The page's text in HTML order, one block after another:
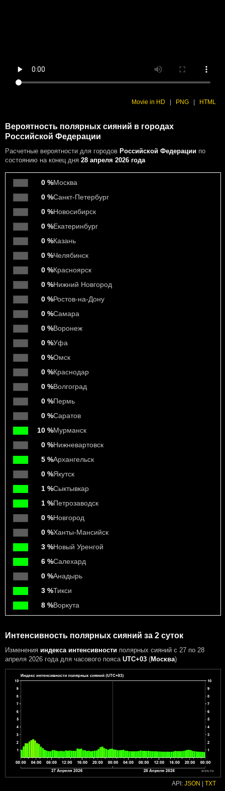
Movie in HD PNG HTML
Вероятность полярных сияний в городах
Российской Федерации
Расчетные вероятности для городов Российской Федерации по
состоянию на конец дня 28 апреля 2026 года
0 %Москва
0 %Санкт-Петербург
0 %Новосибирск
0 %Екатеринбург
0 %Казань
0 %Челябинск
0 %Красноярск
0 %Нижний Новгород
0 %Ростов-на-Дону
0 %Самара
0 %Воронеж
0 %Уфа
0 %Омск
0 %Краснодар
0 %Волгоград
0 %Пермь
0 %Саратов
10 %Мурманск
0 %Нижневартовск
5 %Архангельск
0 %Якутск
1 %Сыктывкар
1 %Петрозаводск
0 %Новгород
0 %Ханты-Мансийск
3 %Новый Уренгой
6 %Салехард
0 %Анадырь
3 %Тикси
8 %Воркута
Интенсивность полярных сияний за 2 суток
Изменения индекса интенсивности полярных сияний с 27 по 28
апреля 2026 года для часового пояса UTC+03 (Москва)
API: JSON TXT